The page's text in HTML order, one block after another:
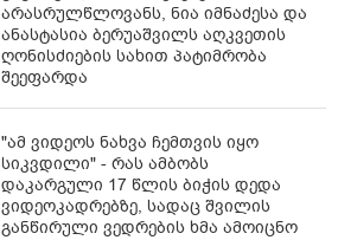
არასრულწლოვანს, ნია იმნაძესა და
ანასტასია ბერუაშვილს აღკვეთის
ღონისძიების სახით პატიმრობა
შეეფარდა
"ამ ვიდეოს ნახვა ჩემთვის იყო
სიკვდილი" - რას ამბობს
დაკარგული 17 წლის ბიჭის დედა
ვიდეოკადრებზე, სადაც შვილის
განწირული ვედრების ხმა ამოიცნო